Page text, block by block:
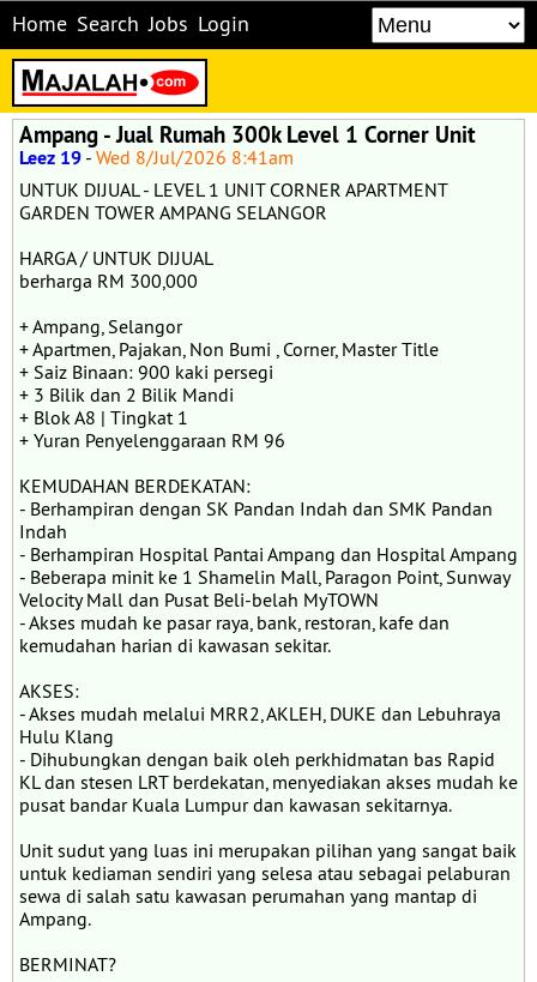
Home Search Jobs Login
Ampang - Jual Rumah 300k Level 1 Corner Unit
Leez 19 - Wed 8/Jul/2026 8:41am
UNTUK DIJUAL - LEVEL 1 UNIT CORNER APARTMENT
GARDEN TOWER AMPANG SELANGOR
HARGA / UNTUK DIJUAL
berharga RM 300,000
+ Ampang, Selangor
+ Apartmen, Pajakan, Non Bumi , Corner, Master Title
+ Saiz Binaan: 900 kaki persegi
+ 3 Bilik dan 2 Bilik Mandi
+ Blok A8 | Tingkat 1
+ Yuran Penyelenggaraan RM 96
KEMUDAHAN BERDEKATAN:
- Berhampiran dengan SK Pandan Indah dan SMK Pandan
Indah
- Berhampiran Hospital Pantai Ampang dan Hospital Ampang
- Beberapa minit ke 1 Shamelin Mall, Paragon Point, Sunway
Velocity Mall dan Pusat Beli-belah MyTOWN
- Akses mudah ke pasar raya, bank, restoran, kafe dan
kemudahan harian di kawasan sekitar.
AKSES:
- Akses mudah melalui MRR2, AKLEH, DUKE dan Lebuhraya
Hulu Klang
- Dihubungkan dengan baik oleh perkhidmatan bas Rapid
KL dan stesen LRT berdekatan, menyediakan akses mudah ke
pusat bandar Kuala Lumpur dan kawasan sekitarnya.
Unit sudut yang luas ini merupakan pilihan yang sangat baik
untuk kediaman sendiri yang selesa atau sebagai pelaburan
sewa di salah satu kawasan perumahan yang mantap di
Ampang.
BERMINAT?